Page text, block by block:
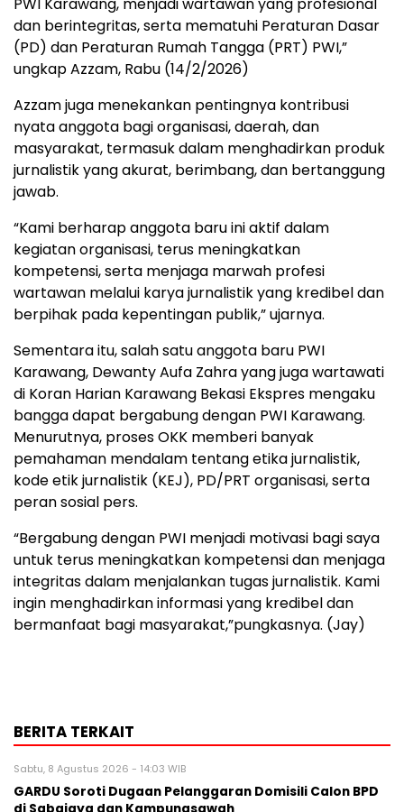
PWI Karawang, menjadi wartawan yang profesional
dan berintegritas, serta mematuhi Peraturan Dasar
(PD) dan Peraturan Rumah Tangga (PRT) PWI,”
ungkap Azzam, Rabu (14/2/2026)
Azzam juga menekankan pentingnya kontribusi
nyata anggota bagi organisasi, daerah, dan
masyarakat, termasuk dalam menghadirkan produk
jurnalistik yang akurat, berimbang, dan bertanggung
jawab.
“Kami berharap anggota baru ini aktif dalam
kegiatan organisasi, terus meningkatkan
kompetensi, serta menjaga marwah profesi
wartawan melalui karya jurnalistik yang kredibel dan
berpihak pada kepentingan publik,” ujarnya.
Sementara itu, salah satu anggota baru PWI
Karawang, Dewanty Aufa Zahra yang juga wartawati
di Koran Harian Karawang Bekasi Ekspres mengaku
bangga dapat bergabung dengan PWI Karawang.
Menurutnya, proses OKK memberi banyak
pemahaman mendalam tentang etika jurnalistik,
kode etik jurnalistik (KEJ), PD/PRT organisasi, serta
peran sosial pers.
“Bergabung dengan PWI menjadi motivasi bagi saya
untuk terus meningkatkan kompetensi dan menjaga
integritas dalam menjalankan tugas jurnalistik. Kami
ingin menghadirkan informasi yang kredibel dan
bermanfaat bagi masyarakat,”pungkasnya. (Jay)
BERITA TERKAIT
Sabtu, 8 Agustus 2026 - 14:03 WIB
GARDU Soroti Dugaan Pelanggaran Domisili Calon BPD